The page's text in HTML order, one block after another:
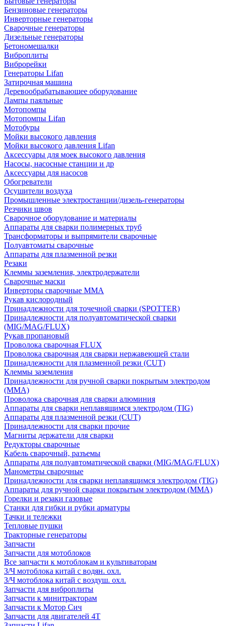
Бензиновые генераторы
Инверторные генераторы
Сварочные генераторы
Дизельные генераторы
Бетономешалки
Виброплиты
Виброрейки
Генераторы Lifan
Затирочная машина
Деревообрабатывающее оборудование
Лампы паяльные
Мотопомпы
Мотопомпы Lifan
Мотобуры
Мойки высокого давления
Мойки высокого давления Lifan
Аксессуары для моек высокого давления
Насосы, насосные станции и др
Аксессуары для насосов
Обогреватели
Осушители воздуха
Промышленные электростанции/дизель-генераторы
Резчики швов
Сварочное оборудование и материалы
Аппараты для сварки полимерных труб
Трансформаторы и выпрямители сварочные
Полуавтоматы сварочные
Аппараты для плазменной резки
Резаки
Клеммы заземления, электродержатели
Сварочные маски
Инверторы сварочные ММА
Рукав кислородный
Принадлежности для точечной сварки (SPOTTER)
Принадлежности для полуавтоматической сварки
(MIG/MAG/FLUX)
Рукав пропановый
Проволока сварочная FLUX
Проволока сварочная для сварки нержавеющей стали
Принадлежности для плазменной резки (CUT)
Клеммы заземления
Принадлежности для ручной сварки покрытым электродом
(MMA)
Проволока сварочная для сварки алюминия
Аппараты для сварки неплавящимся электродом (TIG)
Аппараты для плазменной резки (CUT)
Принадлежности для сварки прочие
Магниты держатели для сварки
Редукторы сварочные
Кабель сварочный, разъемы
Аппараты для полуавтоматической сварки (MIG/MAG/FLUX)
Манометры сварочные
Принадлежности для сварки неплавящимся электродом (TIG)
Аппараты для ручной сварки покрытым электродом (MMA)
Горелки и резаки газовые
Станки для гибки и рубки арматуры
Тачки и тележки
Тепловые пушки
Тракторные генераторы
Запчасти
Запчасти для мотоблоков
Все запчасти к мотоблокам и культиваторам
З/Ч мотоблока китай с водян. охл.
З/Ч мотоблока китай с воздуш. охл.
Запчасти для виброплиты
Запчасти к минитракторам
Запчасти к Мотор Сич
Запчасти для двигателей 4Т